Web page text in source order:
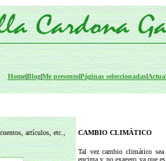
Home|Blog|Me presento|Páginas seleccionadas|
artículos, etc.,
CAMBIO CLIMÁTICO
Tal vez cambio climático
encima y no exagero ya que